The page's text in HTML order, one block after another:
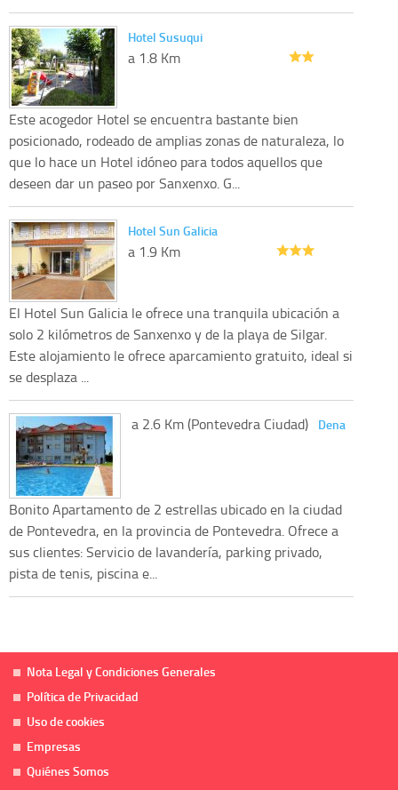
Hotel Susuqui
a 1.8 Km
Este acogedor Hotel se encuentra bastante bien
posicionado, rodeado de amplias zonas de naturaleza, lo
que lo hace un Hotel idóneo para todos aquellos que
deseen dar un paseo por Sanxenxo. G...
Hotel Sun Galicia
a 1.9 Km
El Hotel Sun Galicia le ofrece una tranquila ubicación a
solo 2 kilómetros de Sanxenxo y de la playa de Silgar.
Este alojamiento le ofrece aparcamiento gratuito, ideal si
se desplaza ...
Dena
a 2.6 Km (Pontevedra Ciudad)
Bonito Apartamento de 2 estrellas ubicado en la ciudad
de Pontevedra, en la provincia de Pontevedra. Ofrece a
sus clientes: Servicio de lavandería, parking privado,
pista de tenis, piscina e...
Nota Legal y Condiciones Generales
Política de Privacidad
Uso de cookies
Empresas
Quiénes Somos